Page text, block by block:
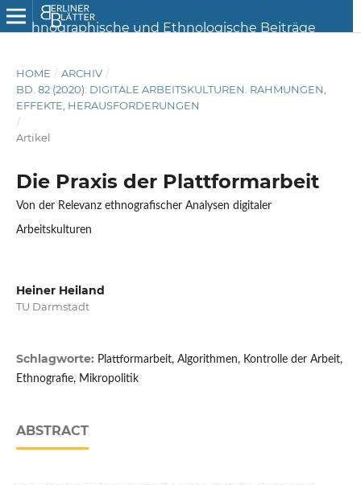
HOME / ARCHIV /
BD. 82 (2020): DIGITALE ARBEITSKULTUREN. RAHMUNGEN,
EFFEKTE, HERAUSFORDERUNGEN
/
Artikel
Die Praxis der Plattformarbeit
Von der Relevanz ethnografischer Analysen digitaler
Arbeitskulturen
Heiner Heiland
TU Darmstadt
Schlagworte: Plattformarbeit, Algorithmen, Kontrolle der Arbeit,
Ethnografie, Mikropolitik
ABSTRACT